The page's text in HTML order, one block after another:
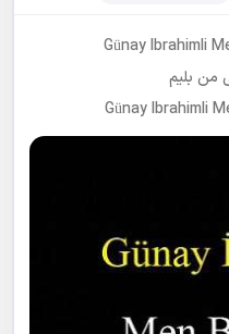
من بلیم
Günay Ibrahimli